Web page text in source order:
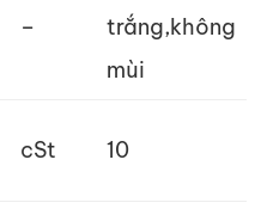
–
trắng,không
mùi
cSt 10